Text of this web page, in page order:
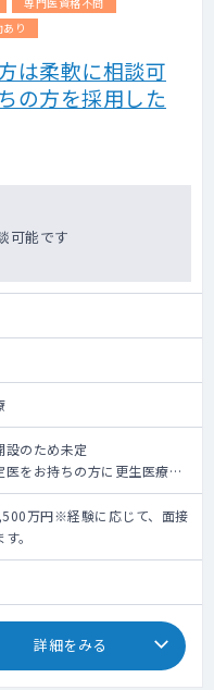
り
は柔軟に相談可
の方を採用した
可能です
設のため未定
をお持ちの方に更生医療の
だきたい意向です。
をお願いします。
患者さんが中心です。
中心で、看護師さん兼運転手
ます。
万円※経験に応じて、面接
。
詳細をみる